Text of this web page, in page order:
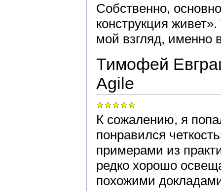
Собственно,
конструкция
мой взгляд, именно
Тимофей
Agile
К сожалению, я
понравился
примерами из
редко хорошо
похожими